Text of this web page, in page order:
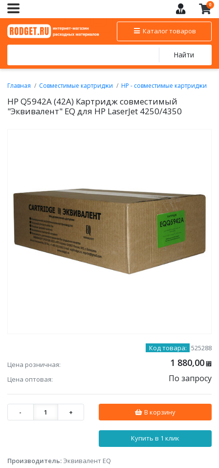
0
Каталог товаров
Найти
Главная Совместимые картриджи
HP - совместимые картриджи
и МФУ HP
HP Q5942A (42A) Картридж совместимый
"Эквивалент" EQ для HP LaserJet 4250/4350
Код товара: 525288
Цена розничная:
1 880,00 ⃏
Цена оптовая: По запросу
- 1 + В корзину
Купить в 1 клик
Производитель: Эквивалент EQ